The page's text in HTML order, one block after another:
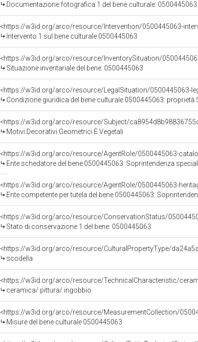
Documentazione fotografica 1 del bene culturale: 0500445063
<https://w3id.org/arco/resource/Intervention/0500445063-
Intervento 1 sul bene culturale 0500445063
<https://w3id.org/arco/resource/InventorySituation/
Situazione inventariale del bene: 0500445063
<https://w3id.org/arco/resource/LegalSituation/0500445063-
Condizione giuridica del bene culturale 0500445063: proprietà
<https://w3id.org/arco/resource/Subject/
Motivi Decorativi Geometrici E Vegetali
<https://w3id.org/arco/resource/AgentRole/0500445063-
Ente schedatore del bene 0500445063: Soprintendenza
<https://w3id.org/arco/resource/AgentRole/0500445063-
Ente competente per tutela del bene 0500445063: Soprintendenza Speciale per il
<https://w3id.org/arco/resource/ConservationStatus/
Stato di conservazione 1 del bene: 0500445063
<https://w3id.org/arco/resource/CulturalPropertyType/
scodella
<https://w3id.org/arco/resource/TechnicalCharacteristic/
ceramica/ pittura/ ingobbio
<https://w3id.org/arco/resource/MeasurementCollection/
Misure del bene culturale 0500445063